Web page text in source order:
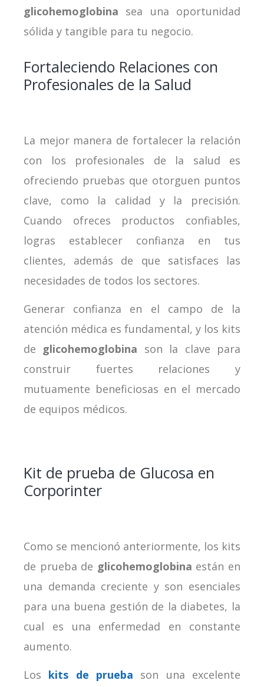
glicohemoglobina sea una oportunidad
sólida y tangible para tu negocio.
Fortaleciendo Relaciones con
Profesionales de la Salud
La mejor manera de fortalecer la relación
con los profesionales de la salud es
ofreciendo pruebas que otorguen puntos
clave, como la calidad y la precisión.
Cuando ofreces productos confiables,
logras establecer confianza en tus
clientes, además de que satisfaces las
necesidades de todos los sectores.
Generar confianza en el campo de la
atención médica es fundamental, y los kits
de glicohemoglobina son la clave para
construir fuertes relaciones y
mutuamente beneficiosas en el mercado
de equipos médicos.
Kit de prueba de Glucosa en
Corporinter
Como se mencionó anteriormente, los kits
de prueba de glicohemoglobina están en
una demanda creciente y son esenciales
para una buena gestión de la diabetes, la
cual es una enfermedad en constante
aumento.
Los kits de prueba son una excelente